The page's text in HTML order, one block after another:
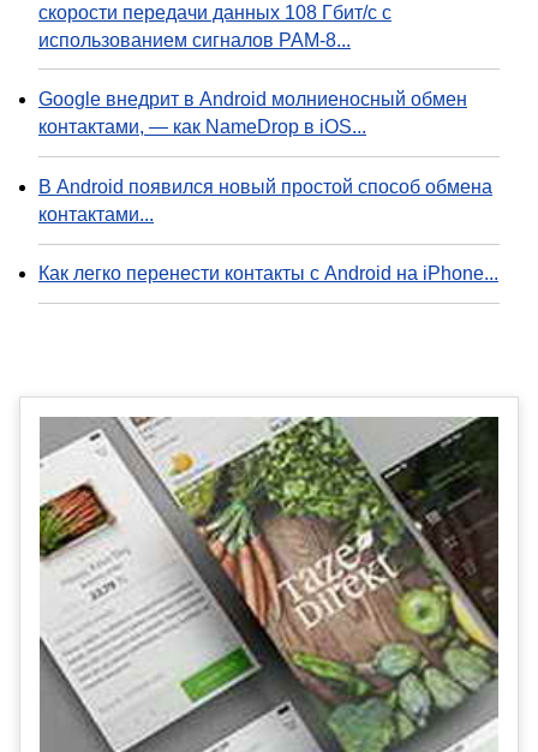
скорости передачи данных 108 Гбит/с с
использованием сигналов PAM-8...
Google внедрит в Android молниеносный обмен
контактами, — как NameDrop в iOS...
В Android появился новый простой способ обмена
контактами...
Как легко перенести контакты с Android на iPhone...